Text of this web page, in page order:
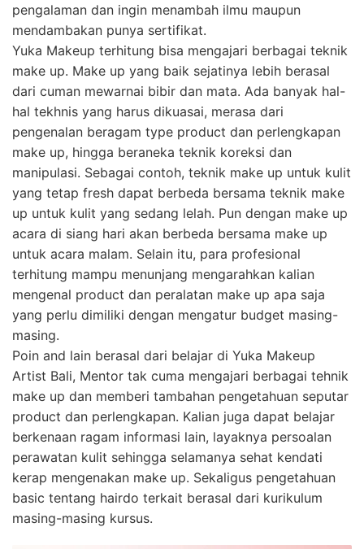
pengalaman dan ingin menambah ilmu maupun
mendambakan punya sertifikat.
Yuka Makeup terhitung bisa mengajari berbagai teknik
make up. Make up yang baik sejatinya lebih berasal
dari cuman mewarnai bibir dan mata. Ada banyak hal-
hal tekhnis yang harus dikuasai, merasa dari
pengenalan beragam type product dan perlengkapan
make up, hingga beraneka teknik koreksi dan
manipulasi. Sebagai contoh, teknik make up untuk kulit
yang tetap fresh dapat berbeda bersama teknik make
up untuk kulit yang sedang lelah. Pun dengan make up
acara di siang hari akan berbeda bersama make up
untuk acara malam. Selain itu, para profesional
terhitung mampu menunjang mengarahkan kalian
mengenal product dan peralatan make up apa saja
yang perlu dimiliki dengan mengatur budget masing-
masing.
Poin and lain berasal dari belajar di Yuka Makeup
Artist Bali, Mentor tak cuma mengajari berbagai tehnik
make up dan memberi tambahan pengetahuan seputar
product dan perlengkapan. Kalian juga dapat belajar
berkenaan ragam informasi lain, layaknya persoalan
perawatan kulit sehingga selamanya sehat kendati
kerap mengenakan make up. Sekaligus pengetahuan
basic tentang hairdo terkait berasal dari kurikulum
masing-masing kursus.